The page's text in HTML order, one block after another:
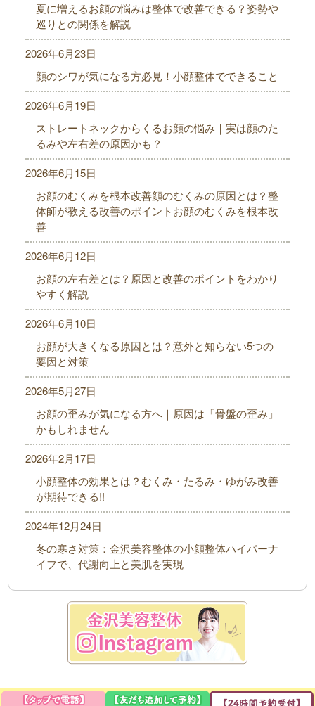
夏に増えるお顔の悩みは整体で改善できる？姿勢や
巡りとの関係を解説
顔のシワが気になる方必見！小顔整体でできること
2026年6月23日
ストレートネックからくるお顔の悩み｜実は顔のた
るみや左右差の原因かも？
2026年6月19日
お顔のむくみを根本改善顔のむくみの原因とは？整
体師が教える改善のポイントお顔のむくみを根本改
善
2026年6月15日
お顔の左右差とは？原因と改善のポイントをわかり
やすく解説
2026年6月12日
お顔が大きくなる原因とは？意外と知らない5つの
要因と対策
2026年6月10日
お顔の歪みが気になる方へ｜原因は「骨盤の歪み」
かもしれません
2026年5月27日
小顔整体の効果とは？むくみ・たるみ・ゆがみ改善
が期待できる!!
2026年2月17日
冬の寒さ対策：金沢美容整体の小顔整体ハイパーナ
イフで、代謝向上と美肌を実現
2024年12月24日
COPYRIGHT© 金沢美容整体 ALL RIGHTS RESERVED. Design by PORTALS｜プライバシーポリ